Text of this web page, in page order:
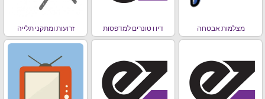
מצלמות אבטחה דיו ו טונרים למדפסות זרועות ומתקני תלייה